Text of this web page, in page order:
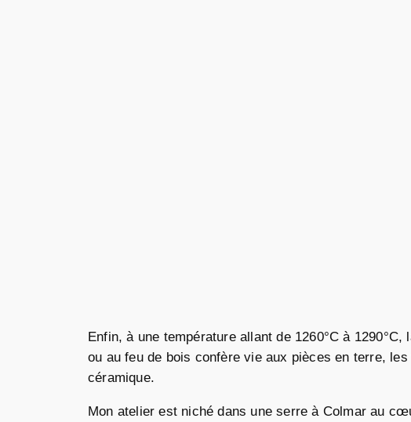
Enfin, à une température allant de 1260°C à 1290°C,
ou au feu de bois confère vie aux pièces en terre,
céramique.
Mon atelier est niché dans une serre à Colmar au